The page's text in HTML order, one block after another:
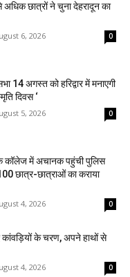
अधिक छात्रों ने चुना देहरादून का
6, 2026 0
14 अगस्त को हरिद्वार में मनाएगी
दिवस ‘
5, 2026 0
कॉलेज में अचानक पहुंची पुलिस
छात्र-छात्राओं का कराया
4, 2026 0
कांवड़ियों के चरण, अपने हाथों से
4, 2026 0